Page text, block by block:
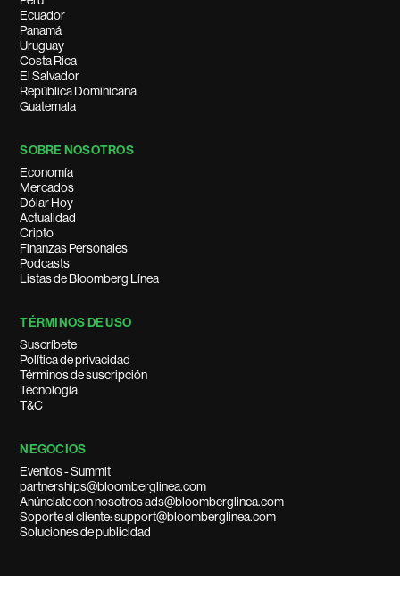
Ecuador
Panamá
Uruguay
Costa Rica
El Salvador
República Dominicana
Guatemala
SOBRE NOSOTROS
Economía
Mercados
Dólar Hoy
Actualidad
Cripto
Finanzas Personales
Podcasts
Listas de Bloomberg Línea
TÉRMINOS DE USO
Suscríbete
Política de privacidad
Términos de suscripción
Tecnología
T&C
NEGOCIOS
Eventos - Summit
partnerships@bloomberglinea.com
Anúnciate con nosotros ads@bloomberglinea.com
Soporte al cliente: support@bloomberglinea.com
Soluciones de publicidad